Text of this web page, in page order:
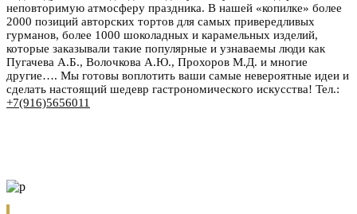
неповторимую атмосферу праздника. В нашей «копилке» более
2000 позиций авторских тортов для самых привередливых
гурманов, более 1000 шоколадных и карамельных изделий,
которые заказывали такие популярные и узнаваемы люди как
Пугачева А.Б., Волочкова А.Ю., Прохоров М.Д. и многие
другие…. Мы готовы воплотить ваши самые невероятные идеи и
сделать настоящий шедевр гастрономического искусства! Тел.:
+7(916)5656011